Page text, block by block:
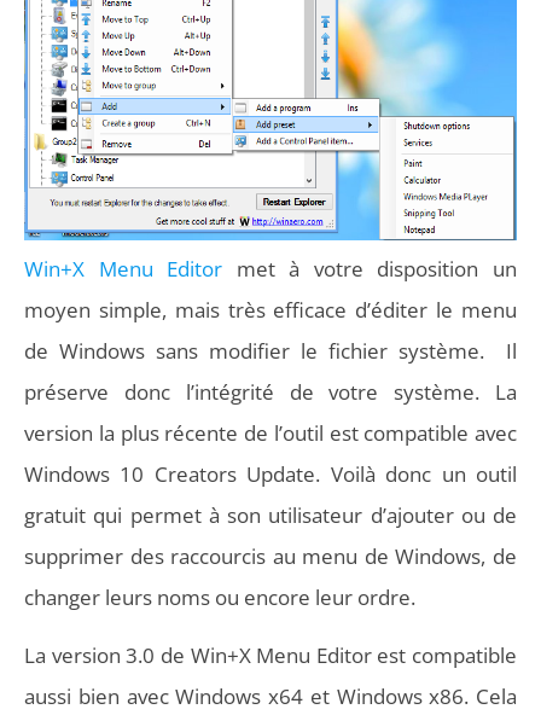
Win+X Menu Editor met à votre disposition un
moyen simple, mais très efficace d’éditer le menu
de Windows sans modifier le fichier système. Il
préserve donc l’intégrité de votre système. La
version la plus récente de l’outil est compatible avec
Windows 10 Creators Update. Voilà donc un outil
gratuit qui permet à son utilisateur d’ajouter ou de
supprimer des raccourcis au menu de Windows, de
changer leurs noms ou encore leur ordre.
La version 3.0 de Win+X Menu Editor est compatible
aussi bien avec Windows x64 et Windows x86. Cela